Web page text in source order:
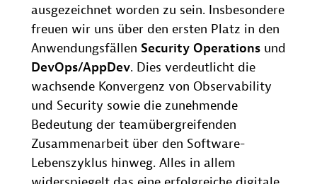
ausgezeichnet worden zu sein. Insbesondere
freuen wir uns über den ersten Platz in den
Anwendungsfällen Security Operations und
DevOps/AppDev. Dies verdeutlicht die
wachsende Konvergenz von Observability
und Security sowie die zunehmende
Bedeutung der teamübergreifenden
Zusammenarbeit über den Software-
Lebenszyklus hinweg. Alles in allem